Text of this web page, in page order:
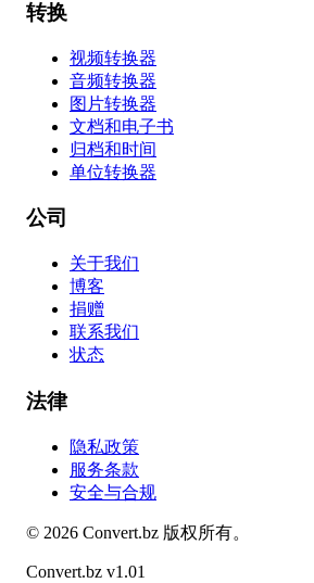
转换
视频转换器
音频转换器
图片转换器
文档和电子书
归档和时间
单位转换器
公司
关于我们
博客
捐赠
联系我们
状态
法律
隐私政策
服务条款
安全与合规
© 2026 Convert.bz 版权所有。
Convert.bz v1.01